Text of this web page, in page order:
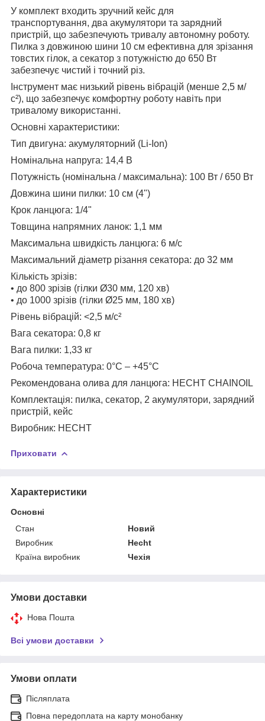
У комплект входить зручний кейс для
транспортування, два акумулятори та зарядний
пристрій, що забезпечують тривалу автономну роботу.
Пилка з довжиною шини 10 см ефективна для зрізання
товстих гілок, а секатор з потужністю до 650 Вт
забезпечує чистий і точний різ.
Інструмент має низький рівень вібрацій (менше 2,5 м/
с²), що забезпечує комфортну роботу навіть при
тривалому використанні.
Основні характеристики:
Тип двигуна: акумуляторний (Li-Ion)
Номінальна напруга: 14,4 В
Потужність (номінальна / максимальна): 100 Вт / 650 Вт
Довжина шини пилки: 10 см (4")
Крок ланцюга: 1/4"
Товщина напрямних ланок: 1,1 мм
Максимальна швидкість ланцюга: 6 м/с
Максимальний діаметр різання секатора: до 32 мм
Кількість зрізів:
• до 800 зрізів (гілки Ø30 мм, 120 хв)
• до 1000 зрізів (гілки Ø25 мм, 180 хв)
Рівень вібрацій: <2,5 м/с²
Вага секатора: 0,8 кг
Вага пилки: 1,33 кг
Робоча температура: 0°C – +45°C
Рекомендована олива для ланцюга: HECHT CHAINOIL
Комплектація: пилка, секатор, 2 акумулятори, зарядний
пристрій, кейс
Виробник: HECHT
Приховати
Характеристики
Основні
Стан
Новий
Виробник
Hecht
Країна виробник
Чехія
Умови доставки
Нова Пошта
Всі умови доставки
Умови оплати
Післяплата
Повна передоплата на карту монобанку